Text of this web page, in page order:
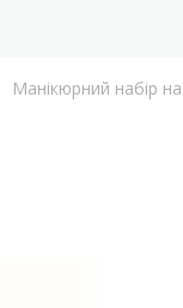
Манікюрний набір